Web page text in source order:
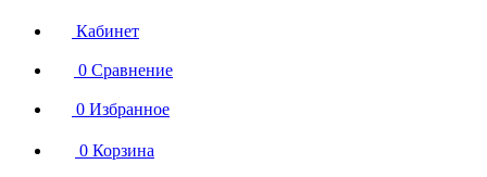
Кабинет
0 Сравнение
0 Избранное
0 Корзина